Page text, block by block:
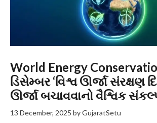
World Energy
ડિસેમ્બર ‘વિશ્વ ઊર્જા સંરક્ષણ
ઊર્જા બચાવવાનો વૈશ્વિક
13 December, 2025 byGujaratSetu